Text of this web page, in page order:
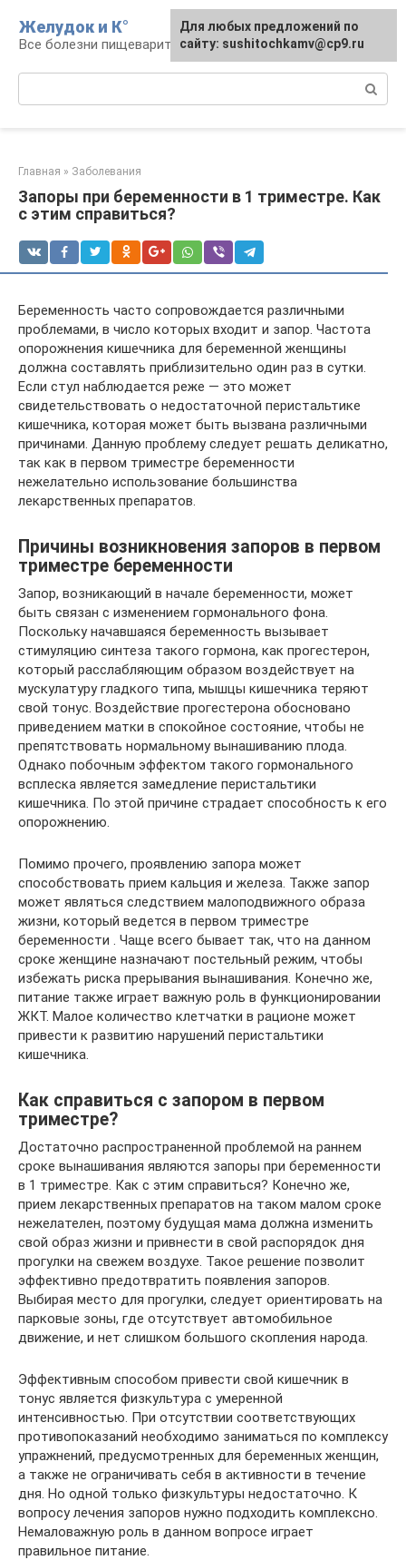
контенту
Желудок и К°
Все болезни пищеварительной системы
Главная » Заболевания
Запоры при беременности в 1 триместре. Как
с этим справиться?
Беременность часто сопровождается различными
проблемами, в число которых входит и запор. Частота
опорожнения кишечника для беременной женщины
должна составлять приблизительно один раз в сутки.
Если стул наблюдается реже — это может
свидетельствовать о недостаточной перистальтике
кишечника, которая может быть вызвана различными
причинами. Данную проблему следует решать деликатно,
так как в первом триместре беременности
нежелательно использование большинства
лекарственных препаратов.
Причины возникновения запоров в первом
триместре беременности
Запор, возникающий в начале беременности, может
быть связан с изменением гормонального фона.
Поскольку начавшаяся беременность вызывает
стимуляцию синтеза такого гормона, как прогестерон,
который расслабляющим образом воздействует на
мускулатуру гладкого типа, мышцы кишечника теряют
свой тонус. Воздействие прогестерона обосновано
приведением матки в спокойное состояние, чтобы не
препятствовать нормальному вынашиванию плода.
Однако побочным эффектом такого гормонального
всплеска является замедление перистальтики
кишечника. По этой причине страдает способность к его
опорожнению.
Помимо прочего, проявлению запора может
способствовать прием кальция и железа. Также запор
может являться следствием малоподвижного образа
жизни, который ведется в первом триместре
беременности . Чаще всего бывает так, что на данном
сроке женщине назначают постельный режим, чтобы
избежать риска прерывания вынашивания. Конечно же,
питание также играет важную роль в функционировании
ЖКТ. Малое количество клетчатки в рационе может
привести к развитию нарушений перистальтики
кишечника.
Как справиться с запором в первом
триместре?
Достаточно распространенной проблемой на раннем
сроке вынашивания являются запоры при беременности
в 1 триместре. Как с этим справиться? Конечно же,
прием лекарственных препаратов на таком малом сроке
нежелателен, поэтому будущая мама должна изменить
свой образ жизни и привнести в свой распорядок дня
прогулки на свежем воздухе. Такое решение позволит
эффективно предотвратить появления запоров.
Выбирая место для прогулки, следует ориентировать на
парковые зоны, где отсутствует автомобильное
движение, и нет слишком большого скопления народа.
Эффективным способом привести свой кишечник в
тонус является физкультура с умеренной
интенсивностью. При отсутствии соответствующих
противопоказаний необходимо заниматься по комплексу
упражнений, предусмотренных для беременных женщин,
а также не ограничивать себя в активности в течение
дня. Но одной только физкультуры недостаточно. К
вопросу лечения запоров нужно подходить комплексно.
Немаловажную роль в данном вопросе играет
правильное питание.
Для любых предложений по
сайту: podgeludka@cp9.ru
Для любых предложений по
сайту: sushitochkamv@cp9.ru